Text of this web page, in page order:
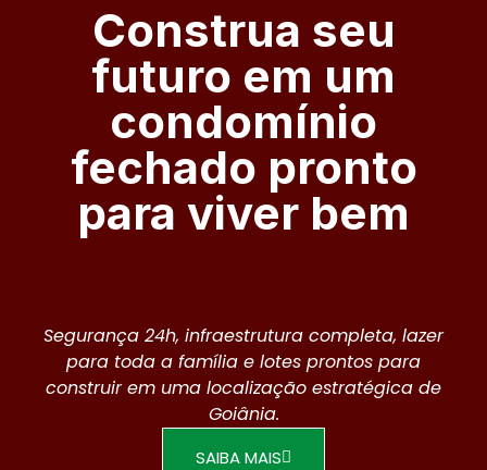
Construa seu
futuro em um
condomínio
fechado pronto
para viver bem
Segurança 24h, infraestrutura completa, lazer
para toda a família e lotes prontos para
construir em uma localização estratégica de
Goiânia.
SAIBA MAIS